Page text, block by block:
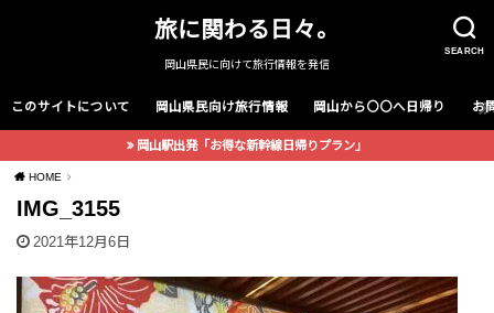
SEARCH
旅に関わる日々。
岡山県民に向けて旅行情報を発信
このサイトについて 岡山県民向け旅行情報 岡山から〇〇へ日帰り お
岡山駅出発「お得な新幹線日帰りプラン」
HOME
IMG_3155
2021年12月6日